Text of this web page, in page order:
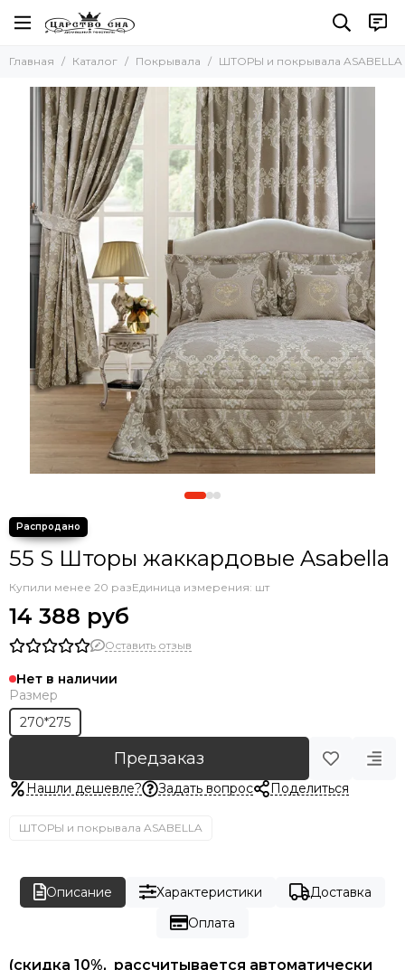
Покрывала
ШТОРЫ и покрывала ASABELLA
Легкие покрывала-пледы
Asabella Италия
TIVOLYO HOME (Тиволи Хоум)
SOFI De MARCO
Главная Каталог Покрывала ШТОРЫ и покрывала ASABELLA
55 S Шторы жаккардовые Asabella
Купили менее 20 разЕдиница измерения: шт
14 388 руб
Оставить отзыв
Нет в наличии
Размер
270*275
Предзаказ
Нашли дешевле? Задать вопрос Поделиться
ШТОРЫ и покрывала ASABELLA
Описание Характеристики
Доставка
Оплата
(скидка 10%, рассчитывается автоматически